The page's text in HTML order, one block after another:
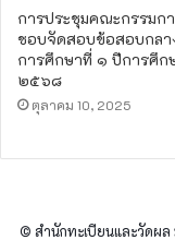
การประชุมคณะกรรมก
ชอบจัดสอบข้อสอบกลา
การศึกษาที่ ๑ ปีการศึก
๒๕๖๘
ตุลาคม 10, 2025
© สำนักทะเบียนและวัดผ